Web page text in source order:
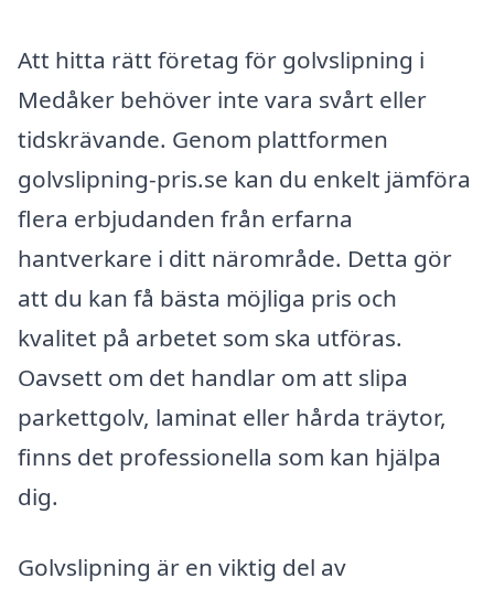
Att hitta rätt företag för golvslipning i
Medåker behöver inte vara svårt eller
tidskrävande. Genom plattformen
golvslipning-pris.se kan du enkelt jämföra
flera erbjudanden från erfarna
hantverkare i ditt närområde. Detta gör
att du kan få bästa möjliga pris och
kvalitet på arbetet som ska utföras.
Oavsett om det handlar om att slipa
parkettgolv, laminat eller hårda träytor,
finns det professionella som kan hjälpa
dig.
Golvslipning är en viktig del av